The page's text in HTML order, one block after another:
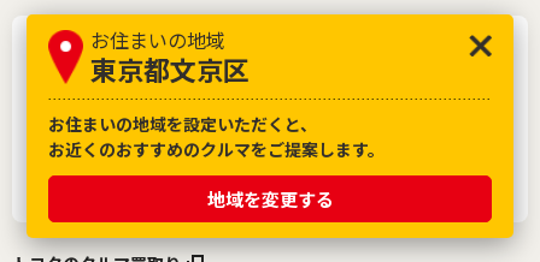
お住まいの地域
東京都文京区
お住まいの地域を設定いただくと、
お近くのおすすめのクルマをご提案します。
地域を変更する
メーカーから探す
トヨタレクサス日産ホンダマツダ三菱スバルダイハツスズキ
いすゞ日野
フォルクスワーゲン アウディ メルセデス・ベンツ